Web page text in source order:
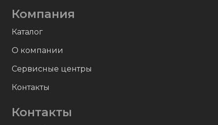
Компания
Каталог
О компании
Сервисные центры
Контакты
Контакты